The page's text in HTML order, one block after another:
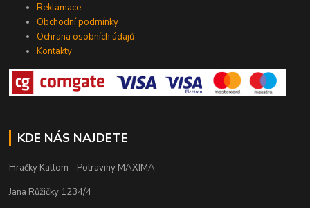
Reklamace
Obchodní podmínky
Ochrana osobních údajů
Kontakty
KDE NÁS NAJDETE
Hračky Kaltom - Potraviny MAXIMA
Jana Růžičky 1234/4